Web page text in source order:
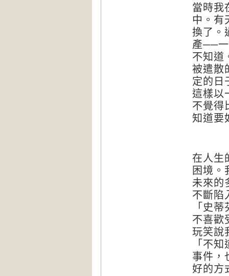
當時我
中。有
換了。
產──
不知道
被遣散
定的日
這樣以
不覺得
知道要
在人生
困境。
未來的
不斷陷
「史
不喜歡
玩笑說
「不
事件，
好的方